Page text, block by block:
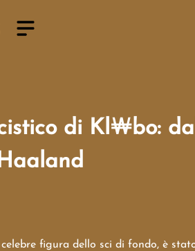
di Kl￦bo:
figura dello sci di fondo, è